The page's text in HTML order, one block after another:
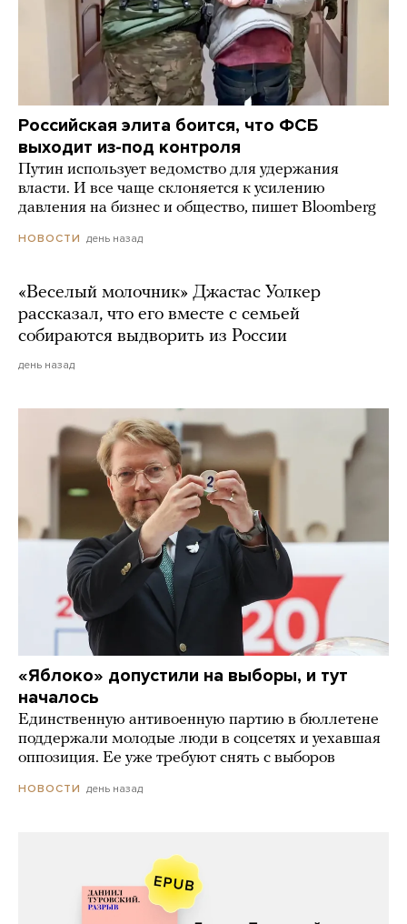
Российская элита боится, что ФСБ
выходит из-под контроля
Путин использует ведомство для удержания
власти. И все чаще склоняется к усилению
давления на бизнес и общество, пишет Bloomberg
НОВОСТИ день назад
«Веселый молочник» Джастас Уолкер
рассказал, что его вместе с семьей
собираются выдворить из России
день назад
«Яблоко» допустили на выборы, и тут
началось
Единственную антивоенную партию в бюллетене
поддержали молодые люди в соцсетях и уехавшая
оппозиция. Ее уже требуют снять с выборов
НОВОСТИ день назад